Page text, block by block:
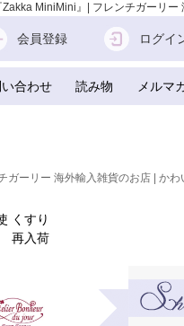
MiniMini』| フレンチガーリ
会員登録 ログイ
合わせ 読み物 メルマ
ーリー 海外輸入雑貨のお店 | かわ
くすり
再入荷
の雑貨
ュール